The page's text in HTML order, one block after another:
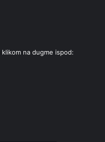
na dugme ispod: